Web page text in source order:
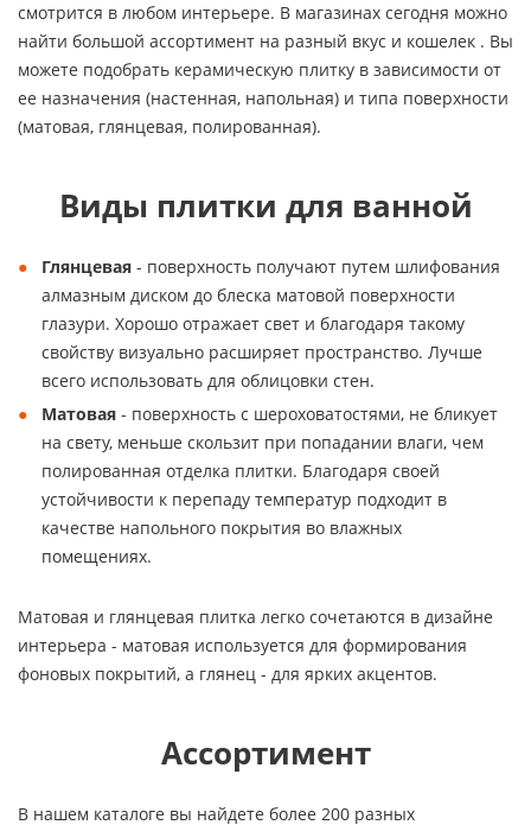
смотрится в любом интерьере. В магазинах сегодня можно
найти большой ассортимент на разный вкус и кошелек . Вы
можете подобрать керамическую плитку в зависимости от
ее назначения (настенная, напольная) и типа поверхности
(матовая, глянцевая, полированная).
Виды плитки для ванной
Глянцевая - поверхность получают путем шлифования
алмазным диском до блеска матовой поверхности
глазури. Хорошо отражает свет и благодаря такому
свойству визуально расширяет пространство. Лучше
всего использовать для облицовки стен.
Матовая - поверхность с шероховатостями, не бликует
на свету, меньше скользит при попадании влаги, чем
полированная отделка плитки. Благодаря своей
устойчивости к перепаду температур подходит в
качестве напольного покрытия во влажных
помещениях.
Матовая и глянцевая плитка легко сочетаются в дизайне
интерьера - матовая используется для формирования
фоновых покрытий, а глянец - для ярких акцентов.
Ассортимент
В нашем каталоге вы найдете более 200 разных